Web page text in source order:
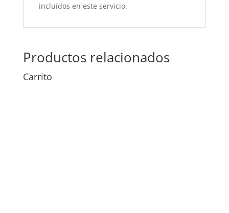
incluídos en este servicio.
Productos relacionados
Carrito